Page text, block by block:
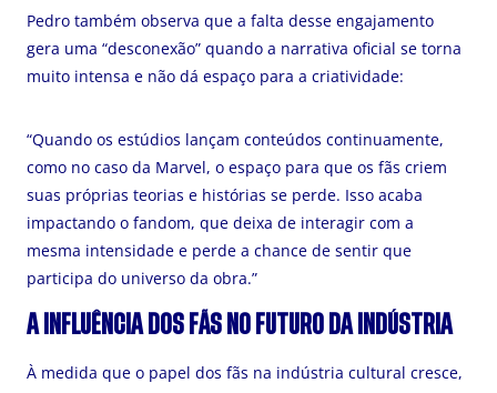
Pedro também observa que a falta desse engajamento
gera uma “desconexão” quando a narrativa oficial se torna
muito intensa e não dá espaço para a criatividade:
“Quando os estúdios lançam conteúdos continuamente,
como no caso da Marvel, o espaço para que os fãs criem
suas próprias teorias e histórias se perde. Isso acaba
impactando o fandom, que deixa de interagir com a
mesma intensidade e perde a chance de sentir que
participa do universo da obra.”
A INFLUÊNCIA DOS FÃS NO FUTURO DA INDÚSTRIA
À medida que o papel dos fãs na indústria cultural cresce,